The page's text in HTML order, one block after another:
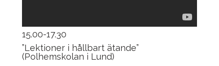
15.00-17.30
”Lektioner i hållbart ätande”
(Polhemskolan i Lund)